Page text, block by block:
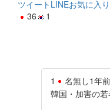
ツイート LINEお気に入り
36
1
1 名無し1年前
韓国・加害の